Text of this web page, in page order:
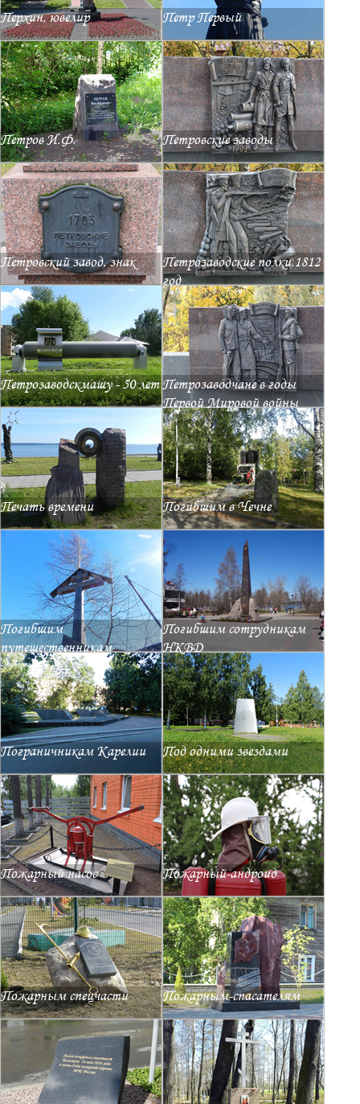
Перхин, ювелир Петр Первый
Петров И.Ф. Петровские заводы
Петровский завод, знак
Петрозаводские полки.1812
год
Петрозаводскмашу - 50 летПетрозаводчане в годы
Первой Мировой войны
Печать времени Погибшим в Чечне
Погибшим
путешественникам
Погибшим сотрудникам
НКВД
Пограничникам Карелии Под одними звездами
Пожарный насос Пожарный-андроид
Пожарным спецчасти Пожарным-спасателям